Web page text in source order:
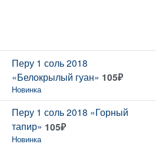
Перу 1 соль 2018
«Белокрылый гуан» 105₽
Новинка
Перу 1 соль 2018 «Горный
тапир» 105₽
Новинка